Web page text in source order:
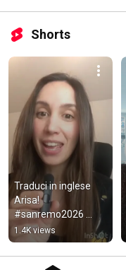
Shorts
Traduci in inglese
Arisa!
#sanremo2026
#arisa
#inglesegratis
1.4K views